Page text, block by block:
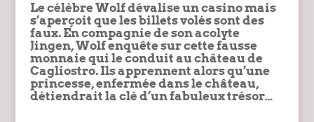
Le célèbre Wolf dévalise un casino mais
s’aperçoit que les billets volés sont des
faux. En compagnie de son acolyte
Jingen, Wolf enquête sur cette fausse
monnaie qui le conduit au château de
Cagliostro. Ils apprennent alors qu’une
princesse, enfermée dans le château,
détiendrait la clé d’un fabuleux trésor…